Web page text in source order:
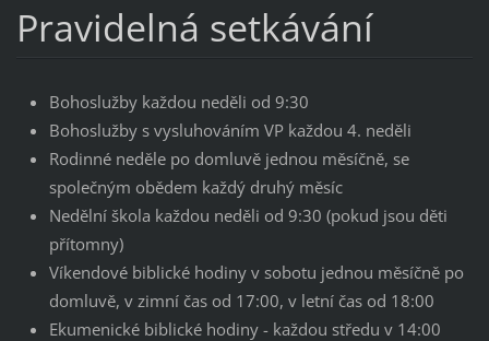
Pravidelná setkávání
Bohoslužby každou neděli od 9:30
Bohoslužby s vysluhováním VP každou 4. neděli
Rodinné neděle po domluvě jednou měsíčně, se
společným obědem každý druhý měsíc
Nedělní škola každou neděli od 9:30 (pokud jsou děti
přítomny)
Víkendové biblické hodiny v sobotu jednou měsíčně po
domluvě, v zimní čas od 17:00, v letní čas od 18:00
Ekumenické biblické hodiny - každou středu v 14:00